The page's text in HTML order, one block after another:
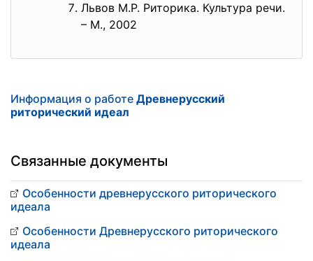
Львов М.Р. Риторика. Культура речи.
– М., 2002
Информация о работе Древнерусский
риторический идеал
Связанные документы
Особенности древнерусского риторического
идеала
Особенности Древнерусского риторического
идеала